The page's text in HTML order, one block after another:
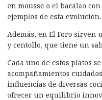
en mousse o el bacalao
ejemplos de esta evolución.
Además, en El Foro sirven
y centollo, que tiene un
Cada uno de estos platos
acompañamientos
influencias de diversas
ofrecer un equilibrio